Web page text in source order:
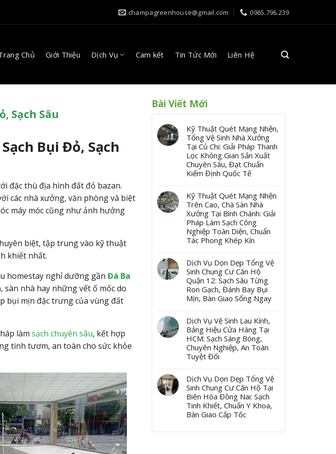
champagreenhouse@gmail.com 0965.796.239
Chủ Giới Thiệu Dịch Vụ Cam kết Tin Tức Mới Liên Hệ
Sạch Sâu
Bụi Đỏ, Sạch
đặc thù địa hình đất đỏ bazan.
các nhà xưởng, văn phòng và biệt
máy móc cũng như ảnh hưởng
biệt, tập trung vào kỹ thuật
khiết nhất.
homestay nghỉ dưỡng gần Đá Ba
sàn nhà hay những vết ố mốc do
bụi mịn đặc trưng của vùng đất
làm sạch chuyên sâu, kết hợp
tinh tươm, an toàn cho sức khỏe
Bài Viết Mới
Kỹ Thuật Quét Mạng Nhện,
Tổng Vệ Sinh Nhà Xưởng
Tại Củ Chi: Giải Pháp Thanh
Lọc Không Gian Sản Xuất
Chuyên Sâu, Đạt Chuẩn
Kiểm Định Quốc Tế
Kỹ Thuật Quét Mạng Nhện
Trên Cao, Chà Sàn Nhà
Xưởng Tại Bình Chánh: Giải
Pháp Làm Sạch Công
Nghiệp Toàn Diện, Chuẩn
Tác Phong Khép Kín
Dịch Vụ Dọn Dẹp Tổng Vệ
Sinh Chung Cư Căn Hộ
Quận 12: Sạch Sâu Từng
Ron Gạch, Đánh Bay Bụi
Mịn, Bàn Giao Sống Ngay
Dịch Vụ Vệ Sinh Lau Kính,
Bảng Hiệu Cửa Hàng Tại
HCM: Sạch Sáng Bóng,
Chuyên Nghiệp, An Toàn
Tuyệt Đối
Dịch Vụ Dọn Dẹp Tổng Vệ
Sinh Chung Cư Căn Hộ Tại
Biên Hòa Đồng Nai: Sạch
Tinh Khiết, Chuẩn Y Khoa,
Bàn Giao Cấp Tốc